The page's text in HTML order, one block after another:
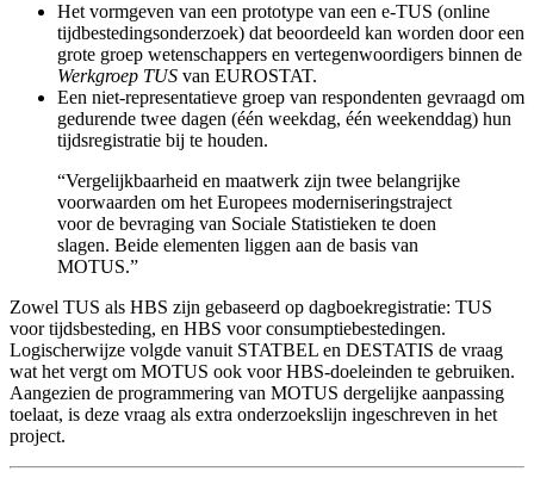
Het vormgeven van een prototype van een e-TUS (online
tijdbestedingsonderzoek) dat beoordeeld kan worden door een
grote groep wetenschappers en vertegenwoordigers binnen de
Werkgroep TUS van EUROSTAT.
Een niet-representatieve groep van respondenten gevraagd om
gedurende twee dagen (één weekdag, één weekenddag) hun
tijdsregistratie bij te houden.
“Vergelijkbaarheid en maatwerk zijn twee belangrijke
voorwaarden om het Europees moderniseringstraject
voor de bevraging van Sociale Statistieken te doen
slagen. Beide elementen liggen aan de basis van
MOTUS.”
Zowel TUS als HBS zijn gebaseerd op dagboekregistratie: TUS
voor tijdsbesteding, en HBS voor consumptiebestedingen.
Logischerwijze volgde vanuit STATBEL en DESTATIS de vraag
wat het vergt om MOTUS ook voor HBS-doeleinden te gebruiken.
Aangezien de programmering van MOTUS dergelijke aanpassing
toelaat, is deze vraag als extra onderzoekslijn ingeschreven in het
project.